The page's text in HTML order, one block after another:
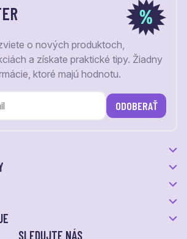
o nových produktoch,
a získate praktické tipy. Žiadny
ktoré majú hodnotu.
ODOBERAŤ
SLEDUJTE NÁS